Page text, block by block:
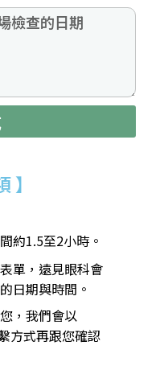
】
約1.5至2小時。​
單，遠見眼科會
日期與時間。
，我們會以
方式再跟您確認